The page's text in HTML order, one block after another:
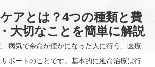
アとは？4つの種類と費
大切なことを簡単に解説
病気で余命が僅かになった人に行う、医療
ポートのことです。基本的に延命治療は行